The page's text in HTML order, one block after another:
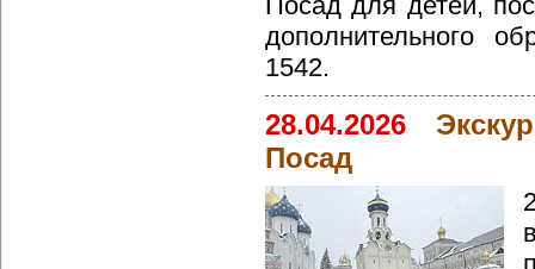
дополнительного
1542.
28.04.2026
Посад